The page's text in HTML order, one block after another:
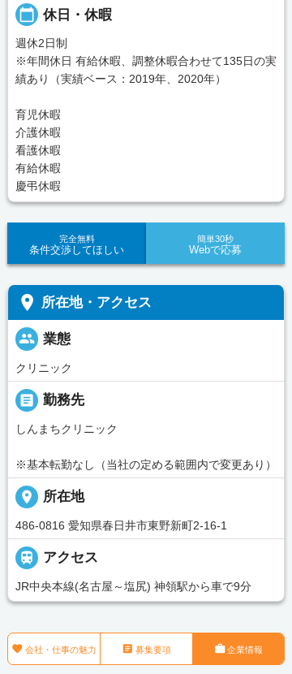
calendar_today 休日・休暇
週休2日制
※年間休日 有給休暇、調整休暇合わせて135日の実
績あり（実績ベース：2019年、2020年）
育児休暇
介護休暇
看護休暇
有給休暇
慶弔休暇
完全無料
条件交渉してほしい
簡単30秒
Webで応募
place 所在地・アクセス
people 業態
クリニック
_pin
勤務先
しんまちクリニック
※基本転勤なし（当社の定める範囲内で変更あり）
place 所在地
486-0816 愛知県春日井市東野新町2-16-1
 アクセス
JR中央本線(名古屋～塩尻) 神領駅から車で9分
 会社・仕事の魅力  募集要項 企業情報